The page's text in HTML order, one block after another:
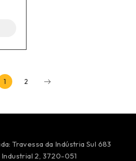
1 2
Travessa da Indústria Sul 683
Industrial 2, 3720-051